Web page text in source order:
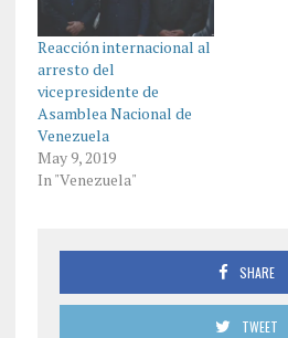
Reacción internacional al
arresto del
vicepresidente de
Asamblea Nacional de
Venezuela
May 9, 2019
In "Venezuela"
SHARE
TWEET